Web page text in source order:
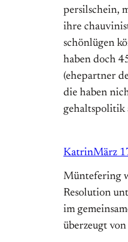
persilschein,
ihre
schönlügen
haben doch
(ehepartner
die haben
gehaltspolitik
KatrinMärz
Müntefering
Resolution
im
überzeugt